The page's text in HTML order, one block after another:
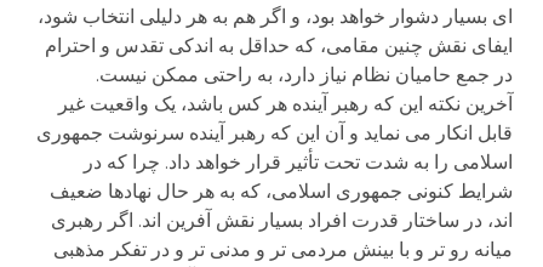
ای بسیار دشوار خواهد بود، و اگر هم به هر دلیلی انتخاب شود،
ایفای نقش چنین مقامی، که حداقل به اندکی تقدس و احترام
در جمع حامیان نظام نیاز دارد، به راحتی ممکن نیست.
آخرین نکته این که رهبر آینده هر کس باشد، یک واقعیت غیر
قابل انکار می نماید و آن این که رهبر آینده سرنوشت جمهوری
اسلامی را به شدت تحت تأثیر قرار خواهد داد. چرا که در
شرایط کنونی جمهوری اسلامی، که به هر حال نهادها ضعیف
اند، در ساختار قدرت افراد بسیار نقش آفرین اند. اگر رهبری
میانه رو تر و با بینش مردمی تر و مدنی تر و در تفکر مذهبی